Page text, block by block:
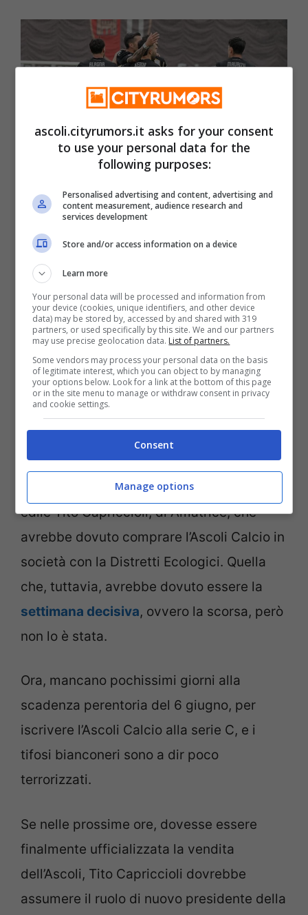
Ascoli Calcio a rischio di esclusione dalla serie C (Foto
Dopo ilfallimento della trattativa con
l’imprenditore Francesco Pecci, a causa
dei debiti eccessivi della società,
sembrava che fosse subentrato un nuovo
compratore, l’azienda Distretti Ecologici
della famiglia Passeri, peraltro già sponsor
importante dell’Ascoli Calcio.
Le notizie successive, poi, segnalavano un
altro acquirente interessato, l’imprenditore
edile Tito Capriccioli, di Amatrice, che
avrebbe dovuto comprare l’Ascoli Calcio in
società con la Distretti Ecologici. Quella
che, tuttavia, avrebbe dovuto essere la
settimana decisiva, ovvero la scorsa, però
non lo è stata.
Ora, mancano pochissimi giorni alla
scadenza perentoria del 6 giugno, per
iscrivere l’Ascoli Calcio alla serie C, e i
tifosi bianconeri sono a dir poco
terrorizzati.
Se nelle prossime ore, dovesse essere
finalmente ufficializzata la vendita
dell’Ascoli, Tito Capriccioli dovrebbe
assumere il ruolo di nuovo presidente della
ascoli.cityrumors.it asks for your consent
to use your personal data for the
following purposes:
Personalised advertising and content, advertising and
content measurement, audience research and
services development
Store and/or access information on a device
Learn more
Your personal data will be processed and information from
your device (cookies, unique identifiers, and other device
data) may be stored by, accessed by and shared with 319
partners, or used specifically by this site. We and our partners
may use precise geolocation data. List of partners.
Some vendors may process your personal data on the basis
of legitimate interest, which you can object to by managing
your options below. Look for a link at the bottom of this page
or in the site menu to manage or withdraw consent in privacy
and cookie settings.
Consent
Manage options